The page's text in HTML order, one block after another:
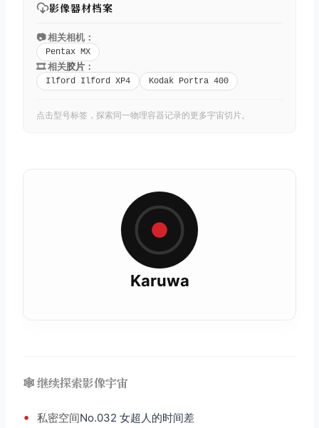
影像器材档案
📷 相关相机：
Pentax MX
🎞️ 相关胶片 ：
Ilford Ilford XP4 Kodak Portra 400
点击型号标签，探索同一物理容器记录的更多宇宙切片。
Karuwa
🕸️ 继续探索影像宇宙
• 私密空间No.032 女超人的时间差